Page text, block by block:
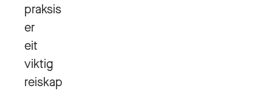
praksis
er
eit
viktig
reiskap